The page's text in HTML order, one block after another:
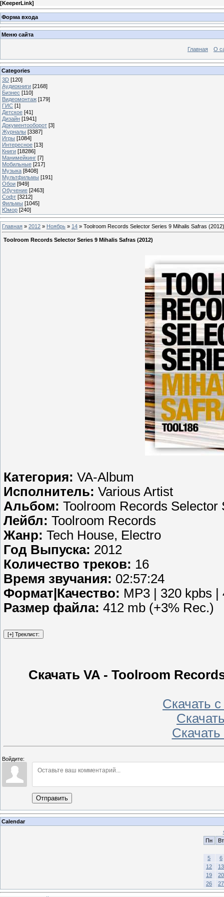
[KeeperLink]
Форма входа
Меню сайта
Главная О
Categories
3D [120]
Аудиокниги [2168]
Бизнес [110]
Видеомонтаж [179]
ГИС [1]
Детское [41]
Дизайн [1941]
Документооборот [3]
Журналы [3387]
Игры [1084]
Интересное [13]
Книги [18286]
Манимейкинг [7]
Мобильные [217]
Музыка [8408]
Мультфильмы [191]
Обои [949]
Обучение [2463]
Софт [3212]
Фильмы [1045]
Юмор [240]
Главная » 2012 » Ноябрь » 14 » Toolroom Records Selector Series 9 Mihalis Safras (2012)
Toolroom Records Selector Series 9 Mihalis Safras (2012)
Категория: VA-Album
Исполнитель: Various Artist
Альбом: Toolroom Records
Лейбл: Toolroom Records
Жанр: Tech House, Electro
Год Выпуска: 2012
Количество треков: 16
Время звучания: 02:57:24
Формат|Качество: MP3 | 320 kpbs
Размер файла: 412 mb (+3% Rec.)
Скачать VA - Toolroom
Скачать с
Войдите:
Отправить
Calendar
Пн
Вт
5
6
12
13
19
20
26
27